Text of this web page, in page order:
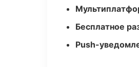
Бесплатное
Push-